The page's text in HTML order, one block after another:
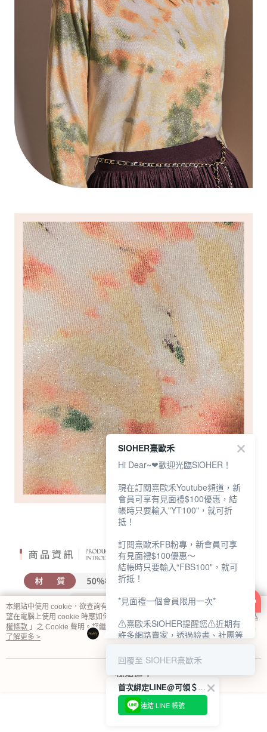
本網站中使用 cookie，欲查詢有關本網站使用 cookie 方式之詳情，及若您不希
望在電腦上使用 cookie 時應如何變更電腦的 cookie 設定，請參閱本網站「
隱私
權條款 」之 Cookie 聲明。您繼續使用本網站即表示您同意本公司得按本網站使
用條款之 Cookie 聲明使用 cookie。
了解更多 >
我知道了
首次綁定LINE@可領＄100折扣優惠
連結 LINE 帳號
SIOHER熹歐禾
Hi Dear~❤歡迎光臨SiOHER！
現在訂閱熹歐禾Youtube頻道，新
會員可享有見面禮$100優惠，結
帳時只要輸入"YT100"，就可折
抵！
訂閱熹歐禾FB粉專，新會員可享
有見面禮$100優惠～
結帳時只要輸入“FBS100"，就可
折抵！
*見面禮一個會員限用一次*
⚠熹歐禾SiOHER提醒您⚠近期有
許多網路賣家，透過臉書、社團等
SiOHER』品牌授權、或有內部管
消費者上當及受害。
如有疑慮請至官網先訂單查尋如
〝TM / TS / TG〞開頭,都是我們
回覆至 SIOHER熹歐禾